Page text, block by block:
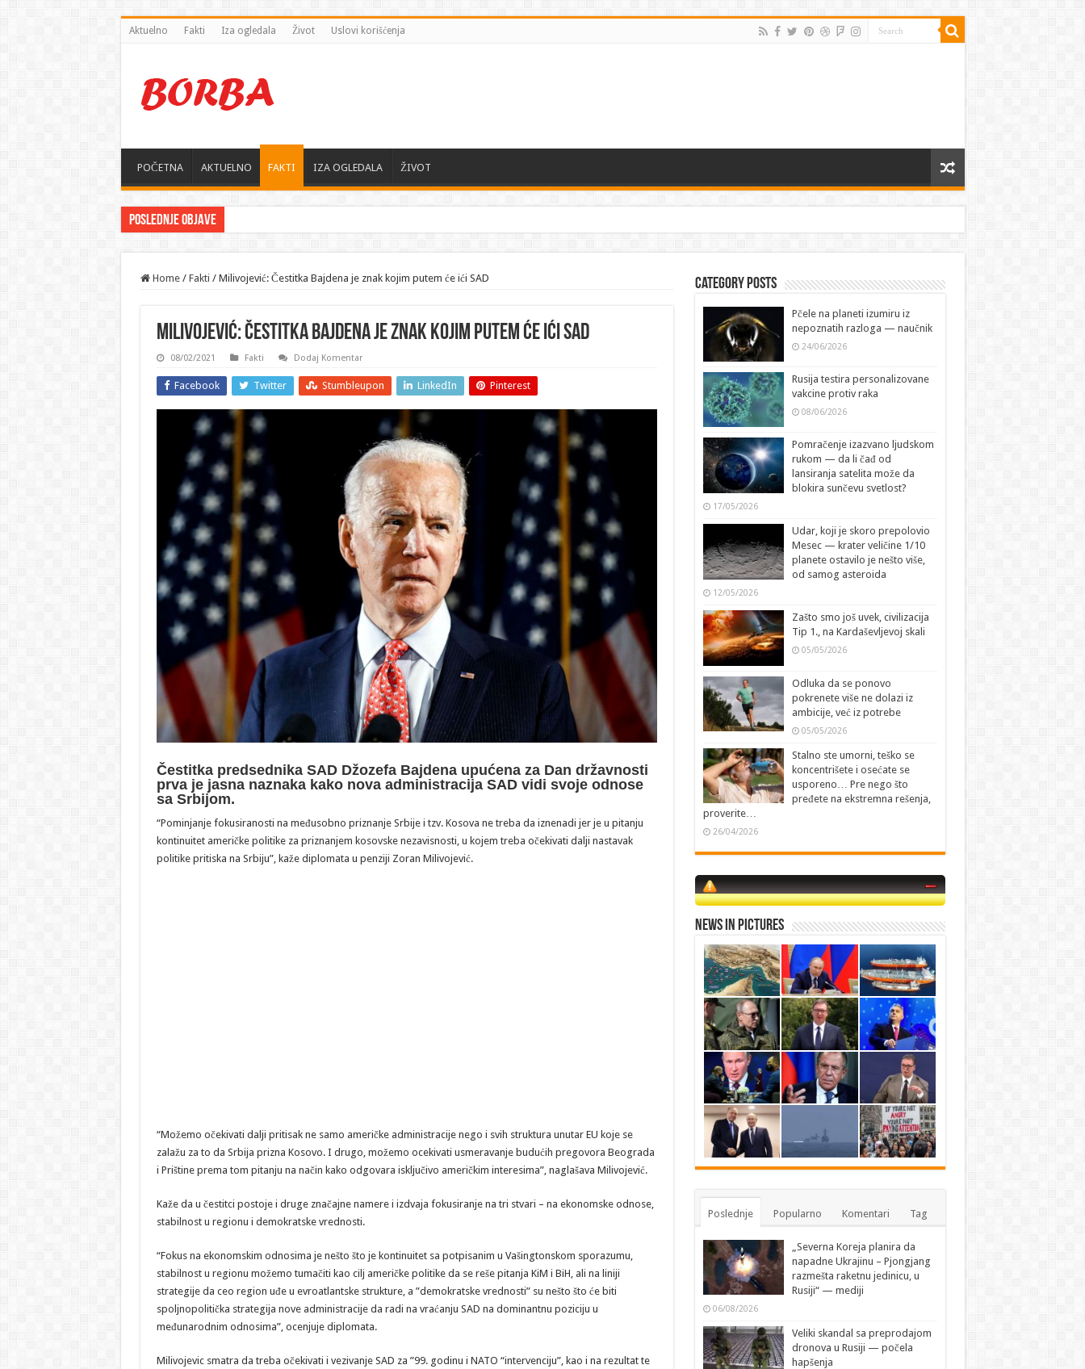
Aktuelno Fakti Iza ogledala Život Uslovi korišćenja
POČETNA AKTUELNO FAKTI IZA OGLEDALA ŽIVOT
Poslednje objave
Home / Fakti / Milivojević: Čestitka Bajdena je znak kojim putem će ići SAD
Milivojević: Čestitka Bajdena je znak kojim putem će ići SAD
08/02/2021 Fakti Dodaj Komentar
Facebook Twitter Stumbleupon LinkedIn Pinterest
Čestitka predsednika SAD Džozefa Bajdena upućena za Dan državnosti
prva je jasna naznaka kako nova administracija SAD vidi svoje odnose
sa Srbijom.
“Pominjanje fokusiranosti na međusobno priznanje Srbije i tzv. Kosova ne treba da iznenadi jer je u pitanju
kontinuitet američke politike za priznanjem kosovske nezavisnosti, u kojem treba očekivati dalji nastavak
politike pritiska na Srbiju”, kaže diplomata u penziji Zoran Milivojević.
“Možemo očekivati dalji pritisak ne samo američke administracije nego i svih struktura unutar EU koje se
zalažu za to da Srbija prizna Kosovo. I drugo, možemo ocekivati usmeravanje budućih pregovora Beograda
i Prištine prema tom pitanju na način kako odgovara isključivo američkim interesima”, naglašava Milivojević.
Kaže da u čestitci postoje i druge značajne namere i izdvaja fokusiranje na tri stvari – na ekonomske odnose,
stabilnost u regionu i demokratske vrednosti.
“Fokus na ekonomskim odnosima je nešto što je kontinuitet sa potpisanim u Vašingtonskom sporazumu,
stabilnost u regionu možemo tumačiti kao cilj američke politike da se reše pitanja KiM i BiH, ali na liniji
strategije da ceo region uđe u evroatlantske strukture, a ”demokratske vrednosti” su nešto što će biti
spoljnopolitička strategija nove administracije da radi na vraćanju SAD na dominantnu poziciju u
međunarodnim odnosima”, ocenjuje diplomata.
Milivojevic smatra da treba očekivati i vezivanje SAD za ”99. godinu i NATO “intervenciju”, kao i na rezultat te
Category Posts
Pčele na planeti izumiru iz
nepoznatih razloga — naučnik
24/06/2026
Rusija testira personalizovane
vakcine protiv raka
08/06/2026
Pomračenje izazvano ljudskom
rukom — da li čađ od
lansiranja satelita može da
blokira sunčevu svetlost?
17/05/2026
Udar, koji je skoro prepolovio
Mesec — krater veličine 1/10
planete ostavilo je nešto više,
od samog asteroida
12/05/2026
Zašto smo još uvek, civilizacija
Tip 1., na Kardaševljevoj skali
05/05/2026
Odluka da se ponovo
pokrenete više ne dolazi iz
ambicije, već iz potrebe
05/05/2026
Stalno ste umorni, teško se
koncentrišete i osećate se
usporeno… Pre nego što
pređete na ekstremna rešenja,
proverite…
26/04/2026
News in Pictures
Poslednje Popularno Komentari Tag
„Severna Koreja planira da
napadne Ukrajinu – Pjongjang
razmešta raketnu jedinicu, u
Rusiji“ — mediji
06/08/2026
Veliki skandal sa preprodajom
dronova u Rusiji — počela
hapšenja